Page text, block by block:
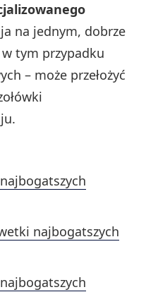
na jednym, dobrze
tym przypadku
– może przełożyć
najbogatszych